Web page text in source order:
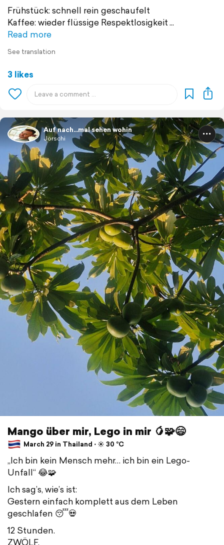
Frühstück: schnell rein geschaufelt
Kaffee: wieder flüssige Respektlosigkeit
Read more
See translation
3 likes
Auf nach...mal sehen wohin
Jörschi
Mango über mir, Lego in mir 🥭🧩😄
March 29 in Thailand ⋅ ☀️ 30 °C
„Ich bin kein Mensch mehr… ich bin ein Lego-
Unfall“ 😂🧩
Ich sag’s, wie’s ist:
Gestern einfach komplett aus dem Leben
geschlafen 😴💀
12 Stunden.
ZWÖLF.